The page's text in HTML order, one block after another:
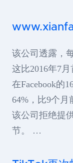
该公司透露，
这比2016年7月
在Facebook的
64%，比9个月
该公司拒绝提
节。 …